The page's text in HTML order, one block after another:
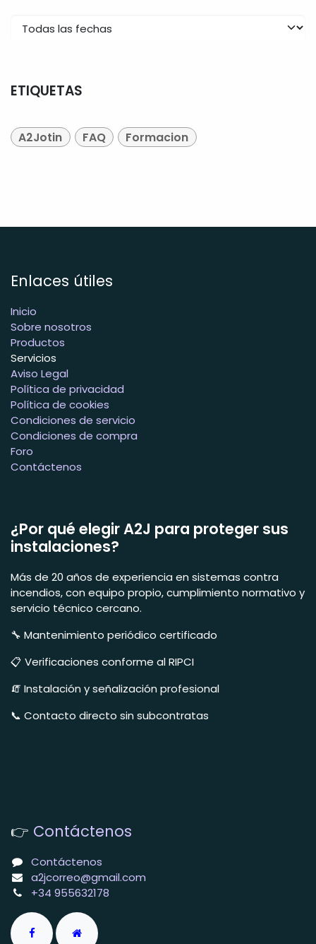
ETIQUETAS
A2Jotin FAQ Formacion
Enlaces útiles
Inicio
Sobre nosotros
Productos
Servicios
Aviso Legal
Política de privacidad
Política de cookies
Condiciones de servicio
Condiciones de compra
Foro
Contáctenos
¿Por qué elegir A2J para proteger sus
instalaciones?
Más de 20 años de experiencia en sistemas contra
incendios, con equipo propio, cumplimiento normativo y
servicio técnico cercano.
🔧 Mantenimiento periódico certificado
📋 Verificaciones conforme al RIPCI
🧯 Instalación y señalización profesional
📞 Contacto directo sin subcontratas
👉 Contáctenos
Contáctenos
a2jcorreo@gmail.com
+34 955632178